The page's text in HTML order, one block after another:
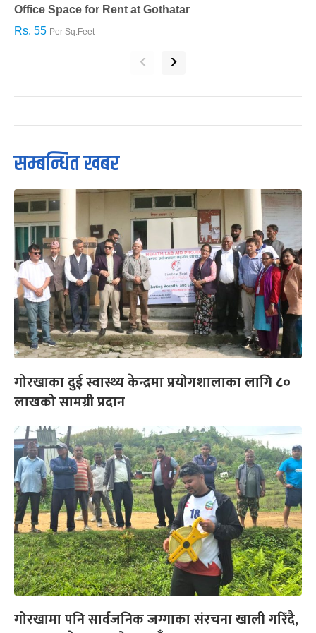
Office Space for Rent at Gothatar
Rs. 55 Per Sq.Feet
‹ ›
सम्बन्धित खबर
गोरखाका दुई स्वास्थ्य केन्द्रमा प्रयोगशालाका लागि ८०
लाखको सामग्री प्रदान
गोरखामा पनि सार्वजनिक जग्गाका संरचना खाली गरिँदै,